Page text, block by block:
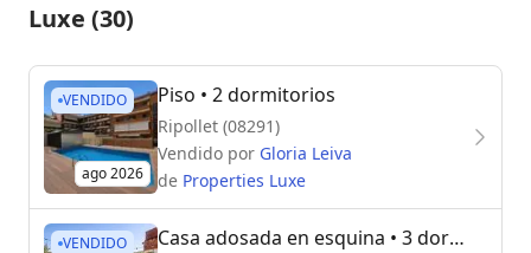
Luxe (30)
VENDIDO
ago 2026
Piso • 2 dormitorios
Ripollet (08291)
Vendido por Gloria Leiva
de Properties Luxe
VENDIDO Casa adosada en esquina • 3 dormitorios